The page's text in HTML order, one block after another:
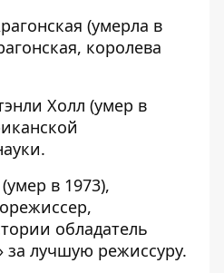
(умерла в
королева
Холл (умер в
в 1973),
обладатель
за лучшую режиссуру.